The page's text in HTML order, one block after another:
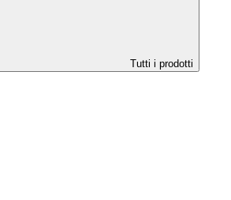
Tutti i prodotti